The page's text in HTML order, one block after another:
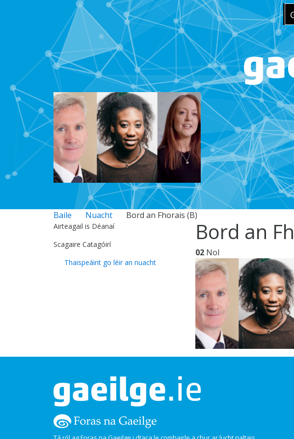
Baile Nuacht Bord an Fhorais (B)
Bord an
02 Nol
Airteagail is Déanaí
Scagaire Catagóirí
Thaispeáint go léir an nuacht